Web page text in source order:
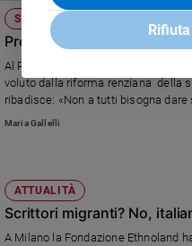
Video
Chi
siamo
SCUOLA
Premi al merito dei
Al Parini di Milano proteste tra i
voluto dalla riforma renziana della
ribadisce: «Non a tutti bisogna dare
problema è come riconoscere i
Maria Gallelli
ATTUALITÀ
Scrittori migranti? No,
A Milano la Fondazione Ethnoland